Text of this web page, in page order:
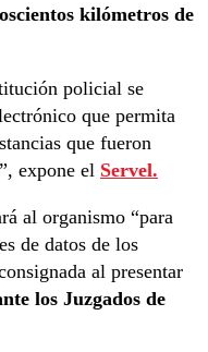
kilómetros de
policial se
que permita
que fueron
expone el Servel.
al organismo “para
de datos de los
al presentar
los Juzgados de